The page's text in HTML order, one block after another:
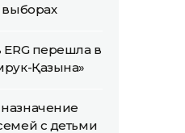
выборах
ERG перешла в
Қазына»
с детьми